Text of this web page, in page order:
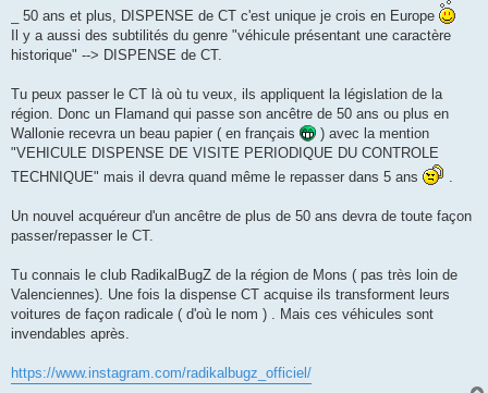
_ 50 ans et plus, DISPENSE de CT c'est unique je crois en Europe
Il y a aussi des subtilités du genre "véhicule présentant une caractère
historique" --> DISPENSE de CT.
Tu peux passer le CT là où tu veux, ils appliquent la législation de la
région. Donc un Flamand qui passe son ancêtre de 50 ans ou plus en
Wallonie recevra un beau papier ( en français
) avec la mention
"VEHICULE DISPENSE DE VISITE PERIODIQUE DU CONTROLE
TECHNIQUE" mais il devra quand même le repasser dans 5 ans
.
Un nouvel acquéreur d'un ancêtre de plus de 50 ans devra de toute façon
passer/repasser le CT.
Tu connais le club RadikalBugZ de la région de Mons ( pas très loin de
Valenciennes). Une fois la dispense CT acquise ils transforment leurs
voitures de façon radicale ( d'où le nom ) . Mais ces véhicules sont
invendables après.
https://www.instagram.com/radikalbugz_officiel/